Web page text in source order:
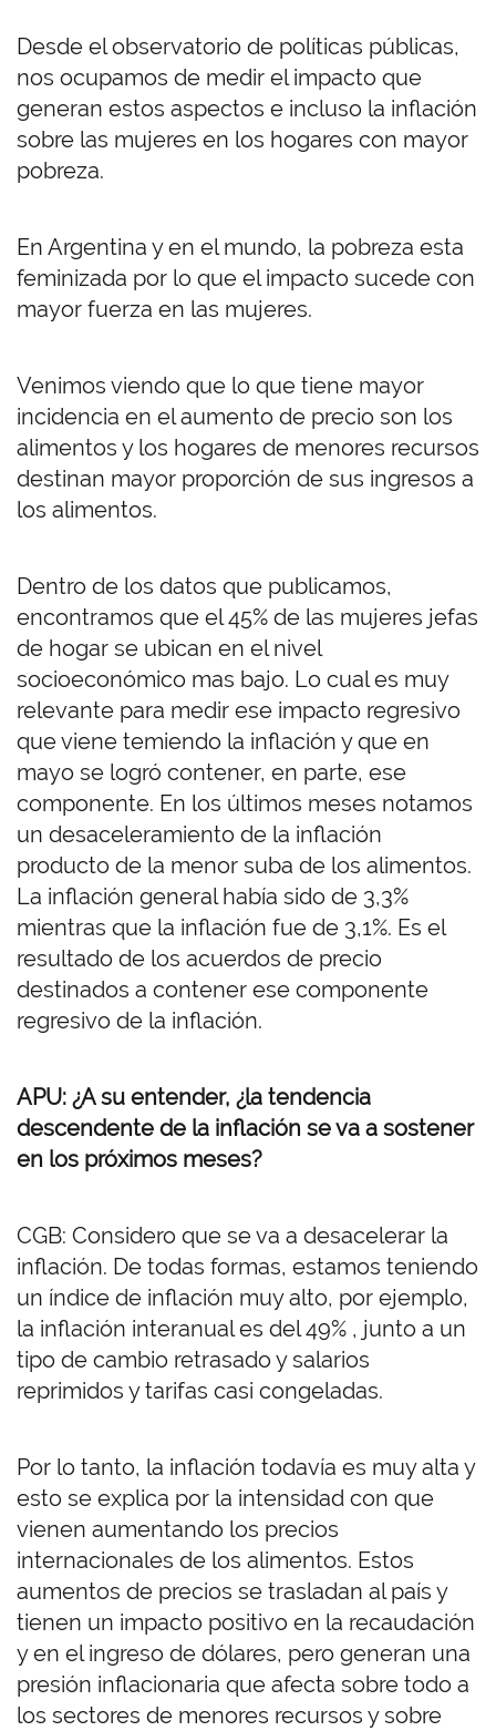
Desde el observatorio de políticas públicas,
nos ocupamos de medir el impacto que
generan estos aspectos e incluso la inflación
sobre las mujeres en los hogares con mayor
pobreza.
En Argentina y en el mundo, la pobreza esta
feminizada por lo que el impacto sucede con
mayor fuerza en las mujeres.
Venimos viendo que lo que tiene mayor
incidencia en el aumento de precio son los
alimentos y los hogares de menores recursos
destinan mayor proporción de sus ingresos a
los alimentos.
Dentro de los datos que publicamos,
encontramos que el 45% de las mujeres jefas
de hogar se ubican en el nivel
socioeconómico mas bajo. Lo cual es muy
relevante para medir ese impacto regresivo
que viene temiendo la inflación y que en
mayo se logró contener, en parte, ese
componente. En los últimos meses notamos
un desaceleramiento de la inflación
producto de la menor suba de los alimentos.
La inflación general había sido de 3,3%
mientras que la inflación fue de 3,1%. Es el
resultado de los acuerdos de precio
destinados a contener ese componente
regresivo de la inflación.
APU: ¿A su entender, ¿la tendencia
descendente de la inflación se va a sostener
en los próximos meses?
CGB: Considero que se va a desacelerar la
inflación. De todas formas, estamos teniendo
un índice de inflación muy alto, por ejemplo,
la inflación interanual es del 49% , junto a un
tipo de cambio retrasado y salarios
reprimidos y tarifas casi congeladas.
Por lo tanto, la inflación todavía es muy alta y
esto se explica por la intensidad con que
vienen aumentando los precios
internacionales de los alimentos. Estos
aumentos de precios se trasladan al país y
tienen un impacto positivo en la recaudación
y en el ingreso de dólares, pero generan una
presión inflacionaria que afecta sobre todo a
los sectores de menores recursos y sobre